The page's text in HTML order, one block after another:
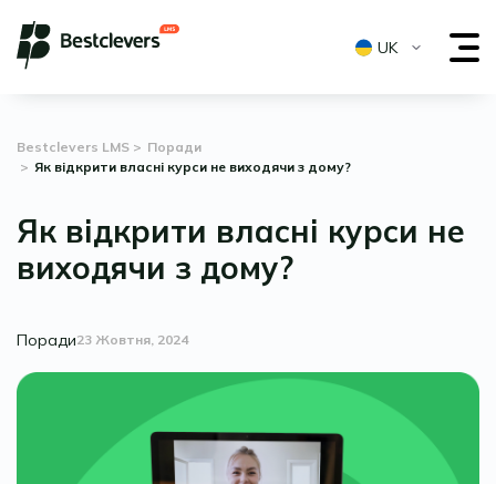
UK
Bestclevers LMS
Поради
Як відкрити власні курси не виходячи з дому?
Як відкрити власні курси не
виходячи з дому?
Поради23 Жовтня, 2024